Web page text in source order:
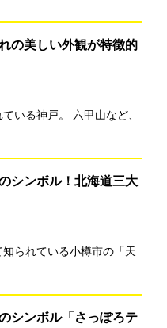
の美しい外観が特徴的
いる神戸。 六甲山など、
シンボル！北海道三大
られている小樽市の「天
シンボル「さっぽろテ